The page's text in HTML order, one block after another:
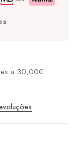
a 30,00€